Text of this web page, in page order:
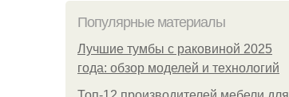
Популярные материалы
Лучшие тумбы с раковиной 2025
года: обзор моделей и технологий